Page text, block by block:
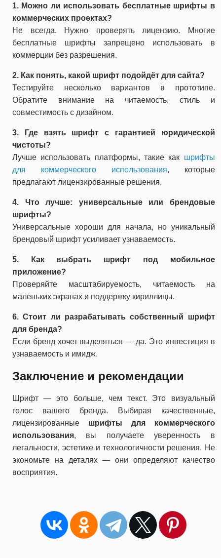
1. Можно ли использовать бесплатные шрифты в
коммерческих проектах?
Не всегда. Нужно проверять лицензию. Многие
бесплатные шрифты запрещено использовать в
коммерции без разрешения.
2. Как понять, какой шрифт подойдёт для сайта?
Тестируйте несколько вариантов в прототипе.
Обратите внимание на читаемость, стиль и
совместимость с дизайном.
3. Где взять шрифт с гарантией юридической
чистоты?
Лучше использовать платформы, такие как шрифты
для коммерческого использования, которые
предлагают лицензированные решения.
4. Что лучше: универсальные или брендовые
шрифты?
Универсальные хороши для начала, но уникальный
брендовый шрифт усиливает узнаваемость.
5. Как выбрать шрифт под мобильное
приложение?
Проверяйте масштабируемость, читаемость на
маленьких экранах и поддержку кириллицы.
6. Стоит ли разрабатывать собственный шрифт
для бренда?
Если бренд хочет выделяться — да. Это инвестиция в
узнаваемость и имидж.
Заключение и рекомендации
Шрифт — это больше, чем текст. Это визуальный
голос вашего бренда. Выбирая качественные,
лицензированные шрифты для коммерческого
использования, вы получаете уверенность в
легальности, эстетике и технологичности решения. Не
экономьте на деталях — они определяют качество
восприятия.